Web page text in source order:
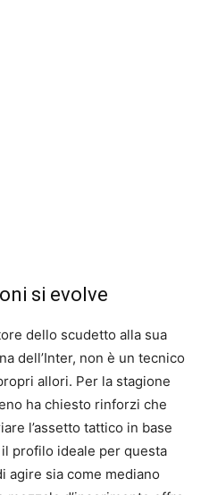
si evolve
dello scudetto alla sua
dell’Inter, non è un tecnico
allori. Per la stagione
ha chiesto rinforzi che
l’assetto tattico in base
il profilo ideale per questa
agire sia come mediano